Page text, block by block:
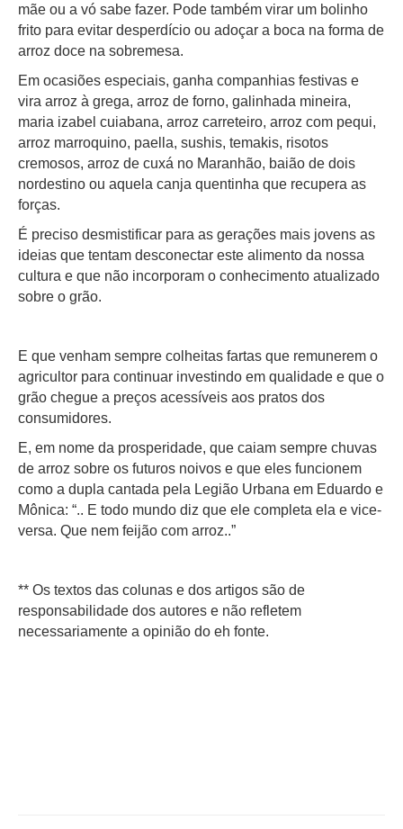
mãe ou a vó sabe fazer. Pode também virar um bolinho
frito para evitar desperdício ou adoçar a boca na forma de
arroz doce na sobremesa.
Em ocasiões especiais, ganha companhias festivas e
vira arroz à grega, arroz de forno, galinhada mineira,
maria izabel cuiabana, arroz carreteiro, arroz com pequi,
arroz marroquino, paella, sushis, temakis, risotos
cremosos, arroz de cuxá no Maranhão, baião de dois
nordestino ou aquela canja quentinha que recupera as
forças.
É preciso desmistificar para as gerações mais jovens as
ideias que tentam desconectar este alimento da nossa
cultura e que não incorporam o conhecimento atualizado
sobre o grão.
E que venham sempre colheitas fartas que remunerem o
agricultor para continuar investindo em qualidade e que o
grão chegue a preços acessíveis aos pratos dos
consumidores.
E, em nome da prosperidade, que caiam sempre chuvas
de arroz sobre os futuros noivos e que eles funcionem
como a dupla cantada pela Legião Urbana em Eduardo e
Mônica: “.. E todo mundo diz que ele completa ela e vice-
versa. Que nem feijão com arroz..”
** Os textos das colunas e dos artigos são de
responsabilidade dos autores e não refletem
necessariamente a opinião do eh fonte.